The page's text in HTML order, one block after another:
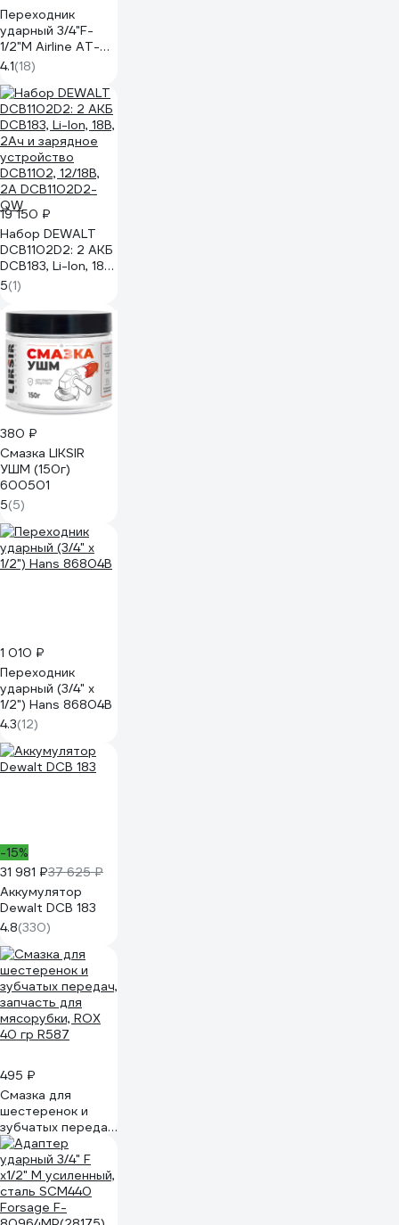
Переходник
ударный 3/4"F-
1/2"M Airline AT-
IS34-48
4.1(18)
19 150 ₽
Набор DEWALT
DCB1102D2: 2 АКБ
DCB183, Li-Ion, 18В,
2Ач и зарядное
устройство
DCB1102, 12/18В,
2A DCB1102D2-
QW
5(1)
380 ₽
Смазка LIKSIR
УШМ (150г)
600501
5(5)
1 010 ₽
Переходник
ударный (3/4" х
1/2") Hans 86804B
4.3(12)
-15%
31 981 ₽37 625 ₽
Аккумулятор
Dewalt DCB 183
4.8(330)
495 ₽
Смазка для
шестеренок и
зубчатых передач,
запчасть для
мясорубки, ROX
40 гр R587